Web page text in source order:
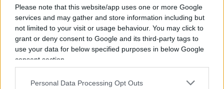
Please note that this website/app uses one or more Google
services and may gather and store information including but
not limited to your visit or usage behaviour. You may click to
grant or deny consent to Google and its third-party tags to
use your data for below specified purposes in below Google
consent section.
Personal Data Processing Opt Outs
rendimenti interessanti. E anche in questo caso
conta la selezione, perché – spiega il Big del
risparmio globale – se è vero che in molti casi le
società più innovative scambiano a premio,
adottando un rigoroso approccio di selezione